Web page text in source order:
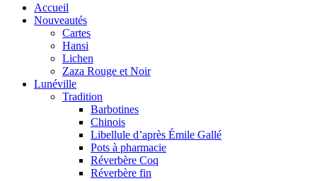
Accueil
Nouveautés
Cartes
Hansi
Lichen
Zaza Rouge et Noir
Lunéville
Tradition
Barbotines
Chinois
Libellule d’après Émile Gallé
Pots à pharmacie
Réverbère Coq
Réverbère fin